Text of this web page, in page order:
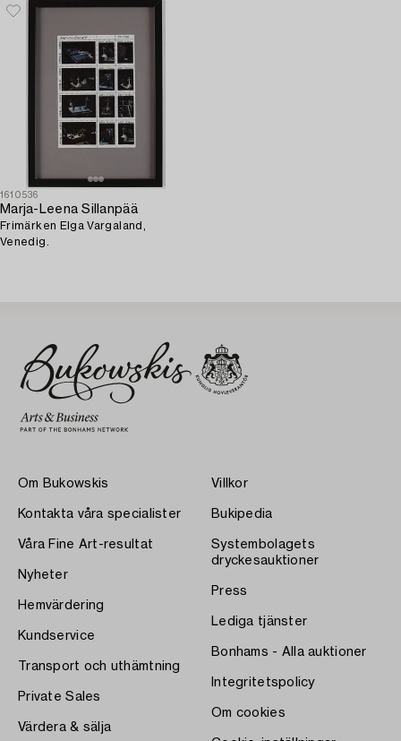
1610536
Marja-Leena Sillanpää
Frimärken Elga Vargaland,
Venedig.
Om Bukowskis
Kontakta våra specialister
Våra Fine Art-resultat
Nyheter
Hemvärdering
Kundservice
Transport och uthämtning
Private Sales
Värdera & sälja
Villkor
Bukipedia
Systembolagets
dryckesauktioner
Press
Lediga tjänster
Bonhams - Alla auktioner
Integritetspolicy
Om cookies